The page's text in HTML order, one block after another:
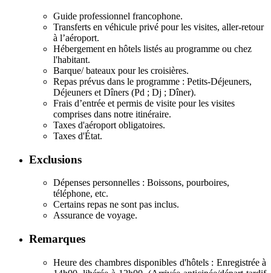
Guide professionnel francophone.
Transferts en véhicule privé pour les visites, aller-retour
à l’aéroport.
Hébergement en hôtels listés au programme ou chez
l'habitant.
Barque/ bateaux pour les croisières.
Repas prévus dans le programme : Petits-Déjeuners,
Déjeuners et Dîners (Pd ; Dj ; Dîner).
Frais d’entrée et permis de visite pour les visites
comprises dans notre itinéraire.
Taxes d'aéroport obligatoires.
Taxes d'État.
Exclusions
Dépenses personnelles : Boissons, pourboires,
téléphone, etc.
Certains repas ne sont pas inclus.
Assurance de voyage.
Remarques
Heure des chambres disponibles d'hôtels : Enregistrée à